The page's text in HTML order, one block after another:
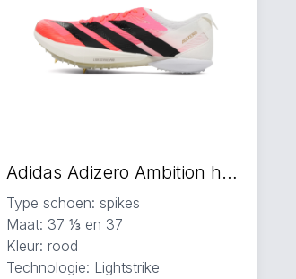
Adidas Adizero Ambition hardloopschoenen rood
Type schoen: spikes
Maat: 37 ⅓ en 37
Kleur: rood
Technologie: Lightstrike